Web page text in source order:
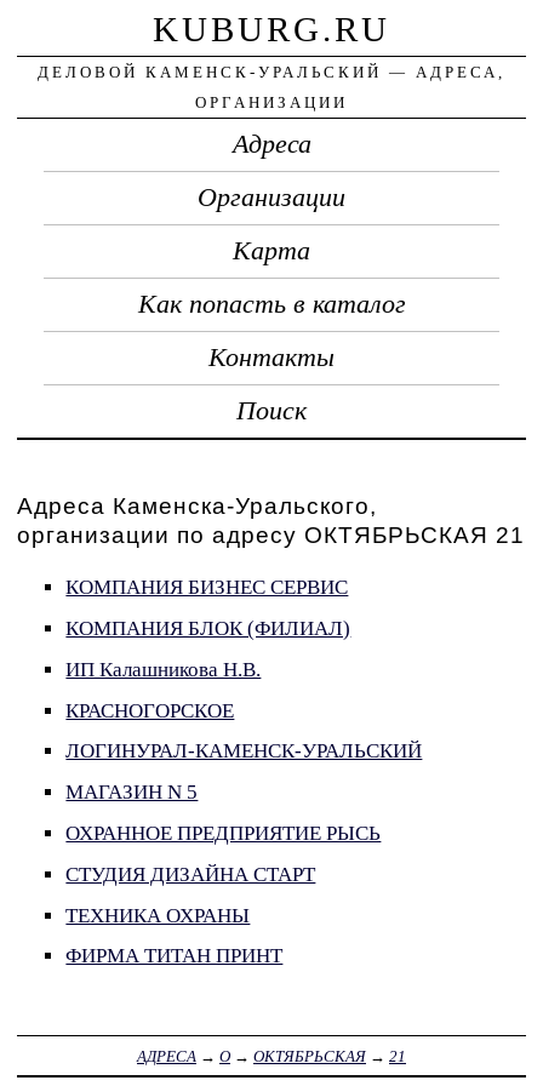
KUBURG.RU
ДЕЛОВОЙ КАМЕНСК-УРАЛЬСКИЙ — АДРЕСА,
ОРГАНИЗАЦИИ
Адреса
Организации
Карта
Как попасть в каталог
Контакты
Поиск
Адреса Каменска-Уральского,
организации по адресу ОКТЯБРЬСКАЯ 21
КОМПАНИЯ БИЗНЕС СЕРВИС
КОМПАНИЯ БЛОК (ФИЛИАЛ)
ИП Калашникова Н.В.
КРАСНОГОРСКОЕ
ЛОГИНУРАЛ-КАМЕНСК-УРАЛЬСКИЙ
МАГАЗИН N 5
ОХРАННОЕ ПРЕДПРИЯТИЕ РЫСЬ
СТУДИЯ ДИЗАЙНА СТАРТ
ТЕХНИКА ОХРАНЫ
ФИРМА ТИТАН ПРИНТ
АДРЕСА → О → ОКТЯБРЬСКАЯ → 21